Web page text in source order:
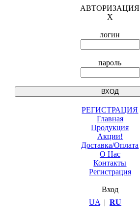
АВТОРИЗАЦИЯ
X
логин
пароль
РЕГИСТРАЦИЯ
Главная
Продукция
Акции!
Доставка/Оплата
О Нас
Контакты
Регистрация
Вход
UA | RU